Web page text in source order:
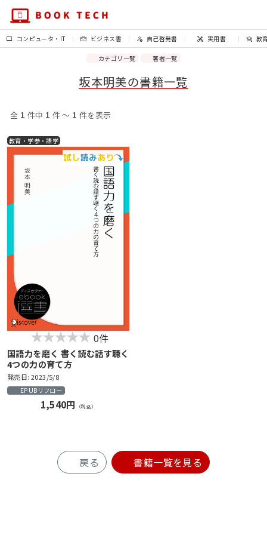
コンピュータ・IT ビジネス書 自己啓発書 実用書 教
カテゴリ一覧 著者一覧
坂本明美の書籍一覧
全 1 件中 1 件 〜 1 件を表示
教育・学参・語学
0件
国語力を磨く 書く読む話す聴く
4つの力の育て方
発売日: 2023/5/8
EPUBリフロー
1,540円 （税込）
戻る 書籍一覧を見る